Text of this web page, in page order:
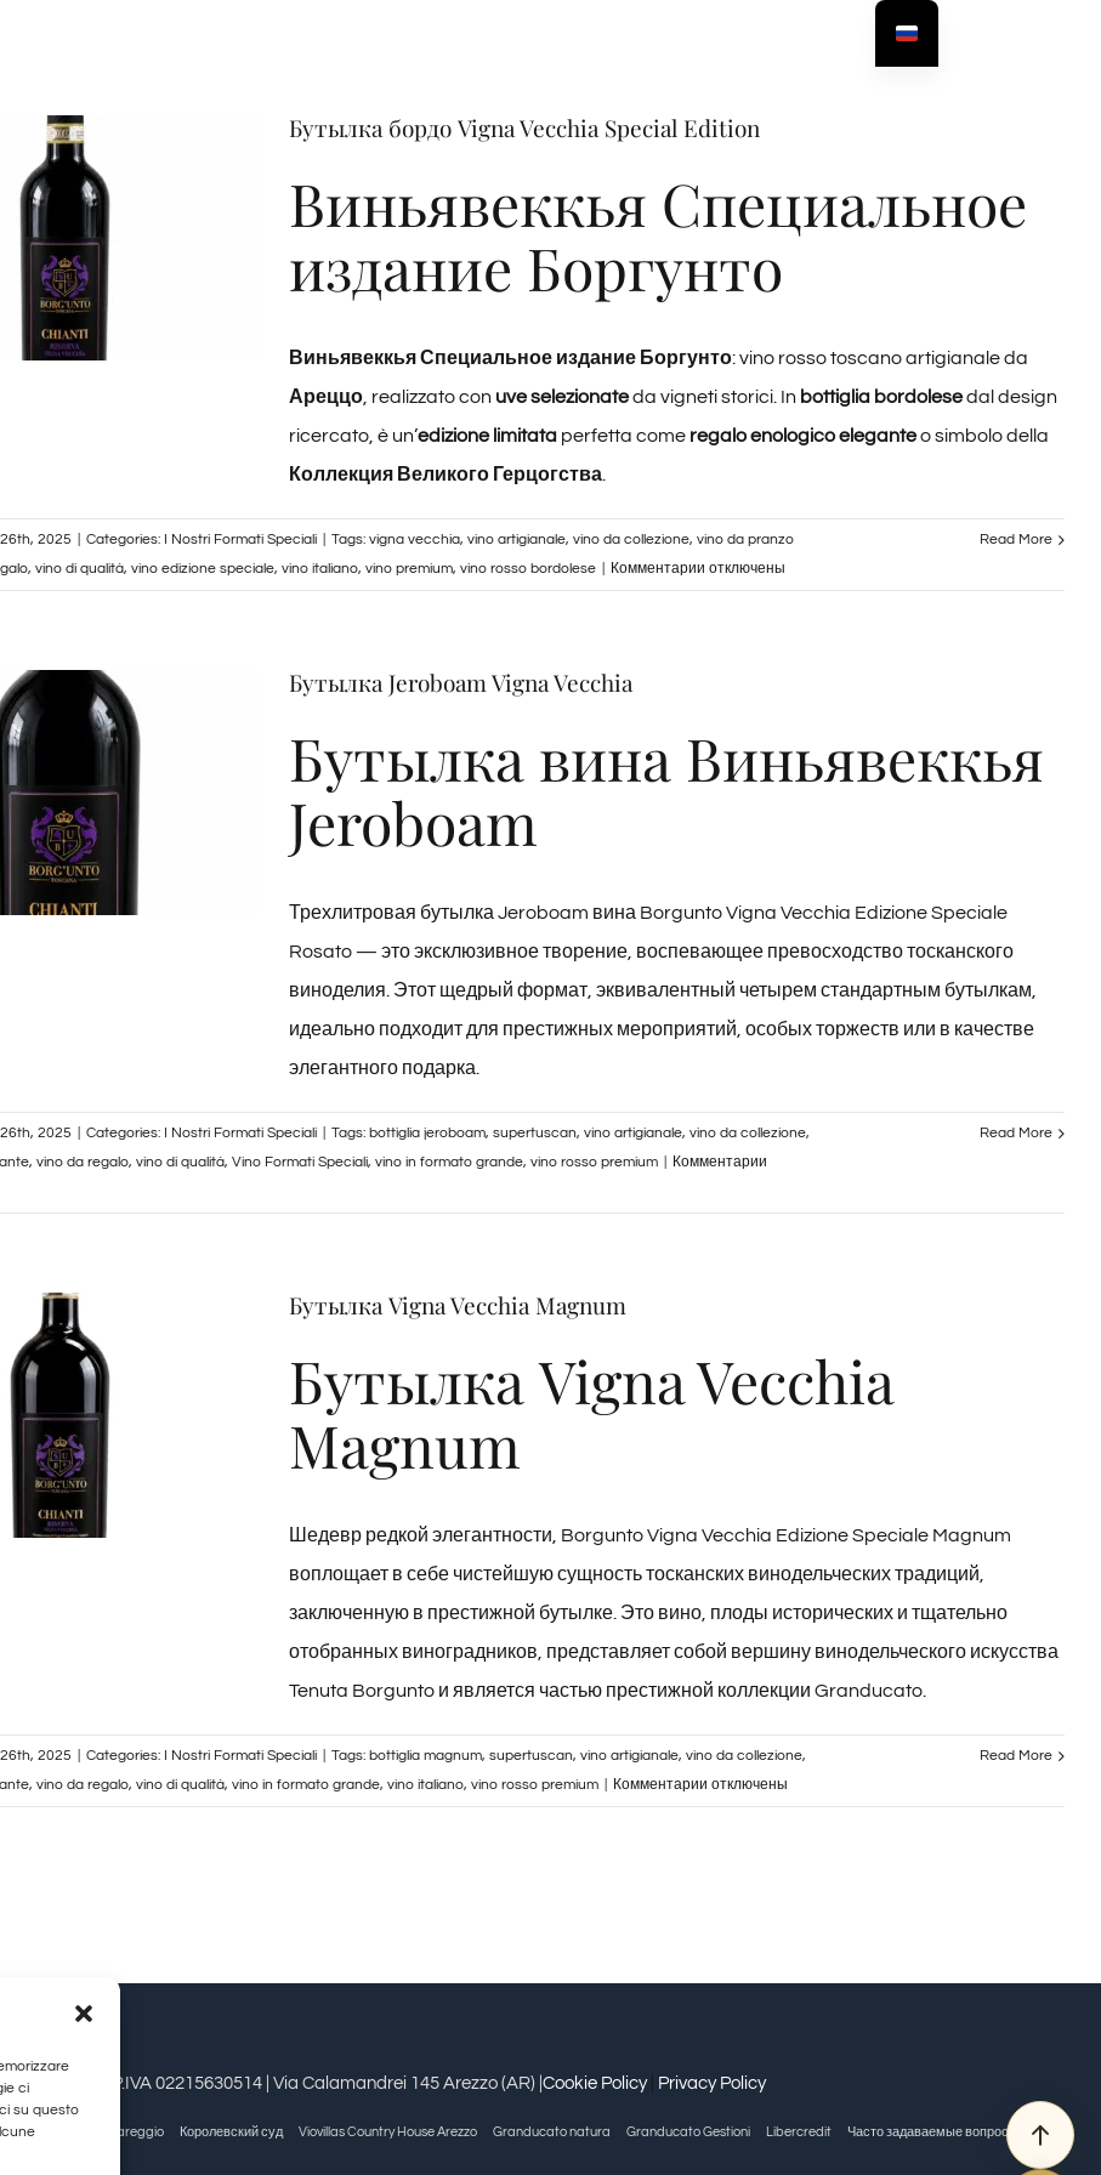
ci
su questo
Бутылка бордо Vigna Vecchia Special Edition
Виньявеккья Специальное
издание Боргунто
Виньявеккья Специальное издание Боргунто: vino rosso toscano artigianale da
Ареццо, realizzato con uve selezionateda vigneti storici. In bottiglia bordolesedal design
ricercato, è un’edizione limitataperfetta come regalo enologico eleganteo simbolo della
Коллекция Великого Герцогства.
2025 Categories: I Nostri Formati Speciali Tags: vigna vecchia, vino artigianale, vino da collezione, vino da pranzo
, vino di qualità, vino edizione speciale, vino italiano, vino premium, vino rosso bordolese Комментариик
Edizione
Speciale
отключены
Read More
Бутылка Jeroboam Vigna Vecchia
Бутылка вина Виньявеккья
Jeroboam
Трехлитровая бутылка Jeroboam вина Borgunto Vigna Vecchia Edizione Speciale
Rosato — это эксклюзивное творение, воспевающее превосходство тосканского
виноделия. Этот щедрый формат, эквивалентный четырем стандартным бутылкам,
идеально подходит для престижных мероприятий, особых торжеств или в качестве
элегантного подарка.
2025 Categories: I Nostri Formati Speciali Tags: bottiglia jeroboam, supertuscan, vino artigianale, vino da collezione,
, vino da regalo, vino di qualità, Vino Formati Speciali, vino in formato grande, vino rosso premium Комментариик
Read More
Бутылка Vigna Vecchia Magnum
Бутылка Vigna Vecchia
Magnum
Шедевр редкой элегантности, Borgunto Vigna Vecchia Edizione Speciale Magnum
воплощает в себе чистейшую сущность тосканских винодельческих традиций,
заключенную в престижной бутылке. Это вино, плоды исторических и тщательно
отобранных виноградников, представляет собой вершину винодельческого искусства
Tenuta Borgunto и является частью престижной коллекции Granducato.
2025 Categories: I Nostri Formati Speciali Tags: bottiglia magnum, supertuscan, vino artigianale, vino da collezione,
, vino da regalo, vino di qualità, vino in formato grande, vino italiano, vino rosso premium Комментариикотключены
Read More
Gestioni srl | P.IVA 02215630514 | Via Calamandrei 145 Arezzo (AR) | Cookie Policy| Privacy Policy
Allegra Viareggio Королевский суд Viovillas Country House Arezzo Granducato natura Granducato Gestioni Libercredit Часто задаваемые вопросы